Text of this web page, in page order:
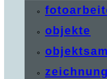
objekte